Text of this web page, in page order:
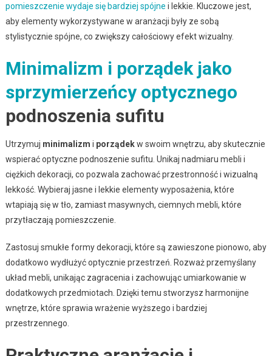
pomieszczenie wydaje się bardziej spójne i lekkie. Kluczowe jest,
aby elementy wykorzystywane w aranżacji były ze sobą
stylistycznie spójne, co zwiększy całościowy efekt wizualny.
Minimalizm i porządek jako
sprzymierzeńcy optycznego
podnoszenia sufitu
Utrzymuj minimalizm i porządekw swoim wnętrzu, aby skutecznie
wspierać optyczne podnoszenie sufitu. Unikaj nadmiaru mebli i
ciężkich dekoracji, co pozwala zachować przestronność i wizualną
lekkość. Wybieraj jasne i lekkie elementy wyposażenia, które
wtapiają się w tło, zamiast masywnych, ciemnych mebli, które
przytłaczają pomieszczenie.
Zastosuj smukłe formy dekoracji, które są zawieszone pionowo, aby
dodatkowo wydłużyć optycznie przestrzeń. Rozważ przemyślany
układ mebli, unikając zagracenia i zachowując umiarkowanie w
dodatkowych przedmiotach. Dzięki temu stworzysz harmonijne
wnętrze, które sprawia wrażenie wyższego i bardziej
przestrzennego.